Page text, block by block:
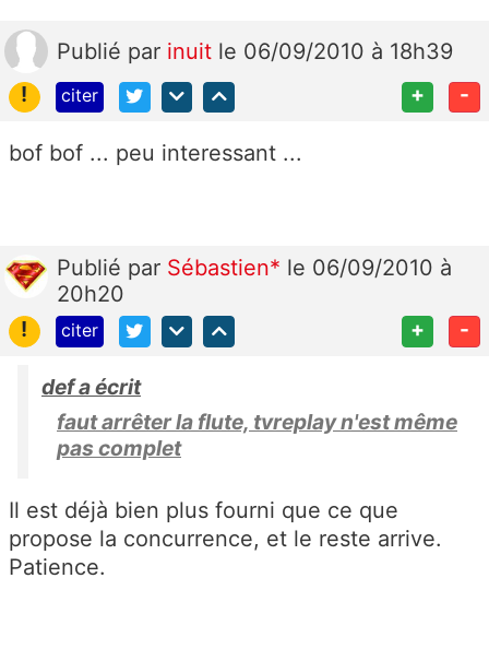
Publié par inuit le 06/09/2010 à 18h39
!
citer + -
bof bof ... peu interessant ...
Publié par Sébastien* le 06/09/2010 à
20h20
!
citer + -
def a écrit
faut arrêter la flute, tvreplay n'est même
pas complet
Il est déjà bien plus fourni que ce que
propose la concurrence, et le reste arrive.
Patience.